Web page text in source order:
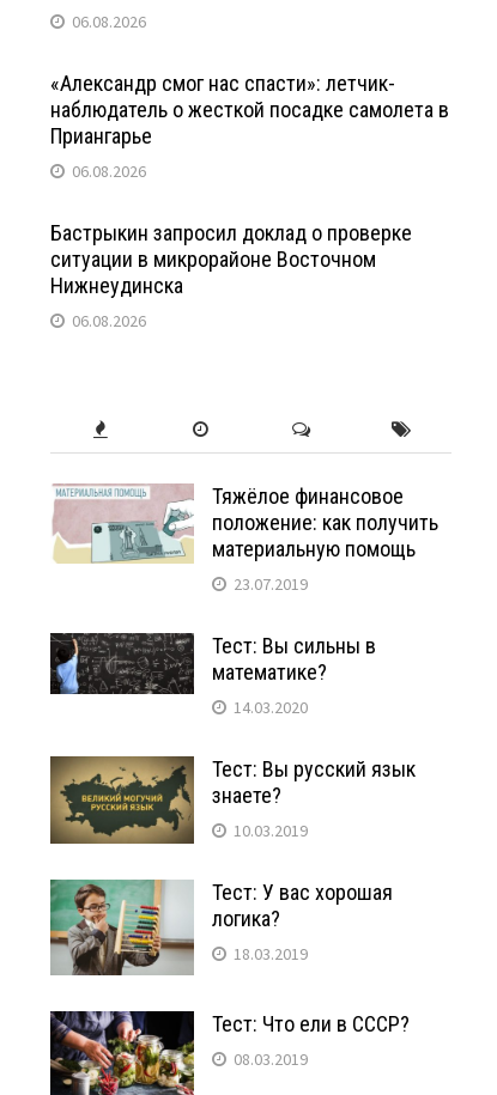
06.08.2026
«Александр смог нас спасти»: летчик-
наблюдатель о жесткой посадке самолета в
Приангарье
06.08.2026
Бастрыкин запросил доклад о проверке
ситуации в микрорайоне Восточном
Нижнеудинска
06.08.2026
Тяжёлое финансовое
положение: как получить
материальную помощь
23.07.2019
Тест: Вы сильны в
математике?
14.03.2020
Тест: Вы русский язык
знаете?
10.03.2019
Тест: У вас хорошая
логика?
18.03.2019
Тест: Что ели в СССР?
08.03.2019